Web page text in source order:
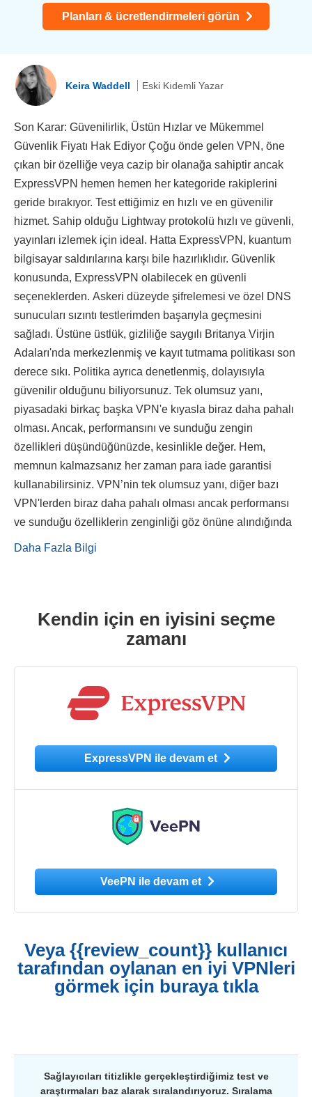
Planları & ücretlendirmeleri görün
Keira Waddell Eski Kıdemli Yazar
Son Karar: Güvenilirlik, Üstün Hızlar ve Mükemmel
Güvenlik Fiyatı Hak Ediyor Çoğu önde gelen VPN, öne
çıkan bir özelliğe veya cazip bir olanağa sahiptir ancak
ExpressVPN hemen hemen her kategoride rakiplerini
geride bırakıyor. Test ettiğimiz en hızlı ve en güvenilir
hizmet. Sahip olduğu Lightway protokolü hızlı ve güvenli,
yayınları izlemek için ideal. Hatta ExpressVPN, kuantum
bilgisayar saldırılarına karşı bile hazırlıklıdır. Güvenlik
konusunda, ExpressVPN olabilecek en güvenli
seçeneklerden. Askeri düzeyde şifrelemesi ve özel DNS
sunucuları sızıntı testlerimden başarıyla geçmesini
sağladı. Üstüne üstlük, gizliliğe saygılı Britanya Virjin
Adaları'nda merkezlenmiş ve kayıt tutmama politikası son
derece sıkı. Politika ayrıca denetlenmiş, dolayısıyla
güvenilir olduğunu biliyorsunuz. Tek olumsuz yanı,
piyasadaki birkaç başka VPN'e kıyasla biraz daha pahalı
olması. Ancak, performansını ve sunduğu zengin
özellikleri düşündüğünüzde, kesinlikle değer. Hem,
memnun kalmazsanız her zaman para iade garantisi
kullanabilirsiniz. VPN’nin tek olumsuz yanı, diğer bazı
VPN'lerden biraz daha pahalı olması ancak performansı
ve sunduğu özelliklerin zenginliği göz önüne alındığında
Daha Fazla Bilgi
Kendin için en iyisini seçme
zamanı
ExpressVPN ile devam et
VeePN ile devam et
Veya {{review_count}} kullanıcı
tarafından oylanan en iyi VPNleri
görmek için buraya tıkla
Sağlayıcıları titizlikle gerçekleştirdiğimiz test ve
araştırmaları baz alarak sıralandırıyoruz. Sıralama